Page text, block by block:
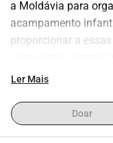
a Moldávia para
acampamento
proporcionar a
amor uns aos outros
da aldeia que já
ano, também
Ler Mais
Doar